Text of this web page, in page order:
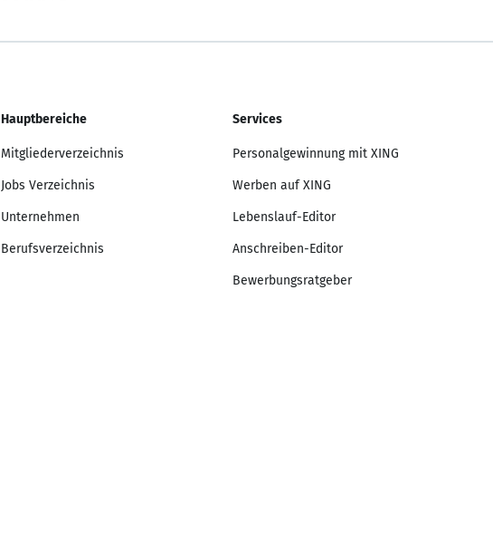
Hauptbereiche
Mitgliederverzeichnis
Jobs Verzeichnis
Unternehmen
Berufsverzeichnis
Services
Personalgewinnung mit XING
Werben auf XING
Lebenslauf-Editor
Anschreiben-Editor
Bewerbungsratgeber